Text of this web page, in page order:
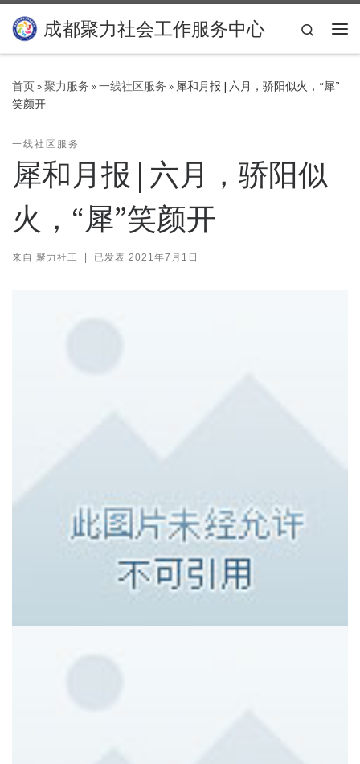
Skip to content
成都聚力社会工作服务中心
Search
首页»聚力服务 »一线社区服务 » 犀和月报 | 六月，骄阳似火，“犀”
笑颜开
一线社区服务
犀和月报 | 六月，骄阳似
火，“犀”笑颜开
来自 聚力社工 | 已发表 2021年7月1日